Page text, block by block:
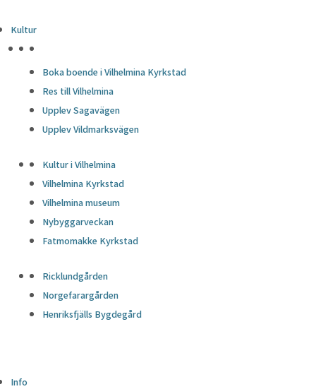
Kultur
Boka boende i Vilhelmina Kyrkstad
Res till Vilhelmina
Upplev Sagavägen
Upplev Vildmarksvägen
Kultur i Vilhelmina
Vilhelmina Kyrkstad
Vilhelmina museum
Nybyggarveckan
Fatmomakke Kyrkstad
Ricklundgården
Norgefarargården
Henriksfjälls Bygdegård
Info